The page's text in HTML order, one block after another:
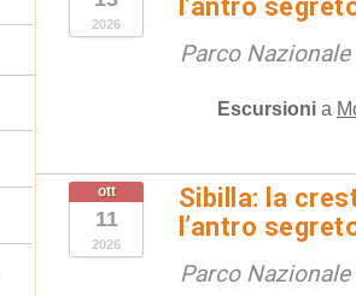
2026
l’antro
Parco
Escursioni a
ott
11
2026
Sibilla: la
l’antro
Parco